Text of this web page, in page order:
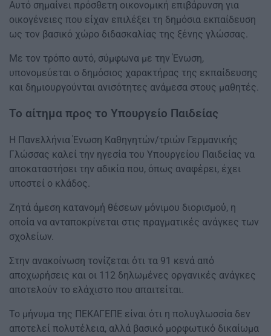
Αυτό σημαίνει πρόσθετη οικονομική επιβάρυνση για
οικογένειες που είχαν επιλέξει τη δημόσια εκπαίδευση
ως τον βασικό χώρο διδασκαλίας της ξένης γλώσσας.
Με τον τρόπο αυτό, σύμφωνα με την Ένωση,
υπονομεύεται ο δημόσιος χαρακτήρας της εκπαίδευσης
και δημιουργούνται ανισότητες ανάμεσα στους μαθητές.
Το αίτημα προς το Υπουργείο Παιδείας
Η Πανελλήνια Ένωση Καθηγητών/τριών Γερμανικής
Γλώσσας καλεί την ηγεσία του Υπουργείου Παιδείας να
αποκαταστήσει την αδικία που, όπως αναφέρει, έχει
υποστεί ο κλάδος.
Ζητά άμεση κατανομή θέσεων μόνιμου διορισμού, η
οποία να ανταποκρίνεται στις πραγματικές ανάγκες των
σχολείων.
Στην ανακοίνωση τονίζεται ότι τα 91 κενά από
αποχωρήσεις και οι 112 δηλωμένες οργανικές ανάγκες
αποτελούν το ελάχιστο που απαιτείται.
Το μήνυμα της ΠΕΚΑΓΕΠΕ είναι ότι η πολυγλωσσία δεν
αποτελεί πολυτέλεια, αλλά βασικό μορφωτικό δικαίωμα